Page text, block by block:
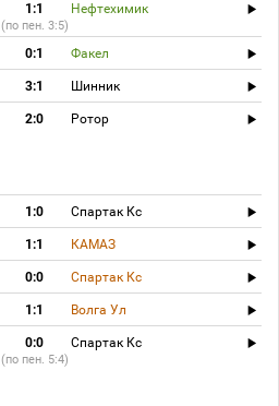
1:1 Нефтехимик
(по пен. 3:5)
0:1 Факел
3:1 Шинник
2:0 Ротор
1:0 Спартак Кс
1:1 КАМАЗ
0:0 Спартак Кс
1:1 Волга Ул
0:0 Спартак Кс
(по пен. 5:4)